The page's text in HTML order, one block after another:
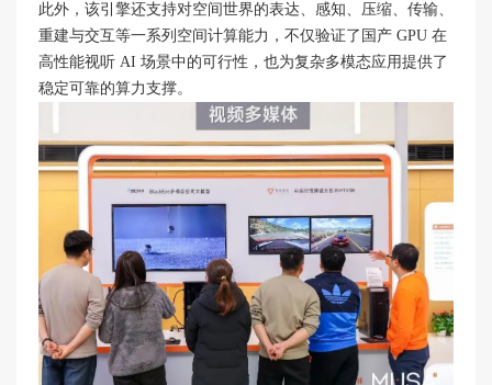
此外，该引擎还支持对空间世界的表达、感知、压缩、传输、
重建与交互等一系列空间计算能力，不仅验证了国产 GPU 在
高性能视听 AI 场景中的可行性，也为复杂多模态应用提供了
稳定可靠的算力支撑。